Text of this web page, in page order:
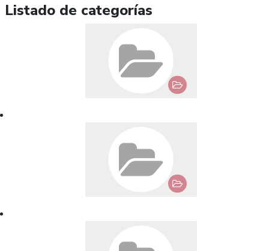
Listado de categorías